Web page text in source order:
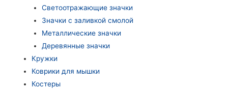
Светоотражающие значки
Значки с заливкой смолой
Металлические значки
Деревянные значки
Кружки
Коврики для мышки
Костеры